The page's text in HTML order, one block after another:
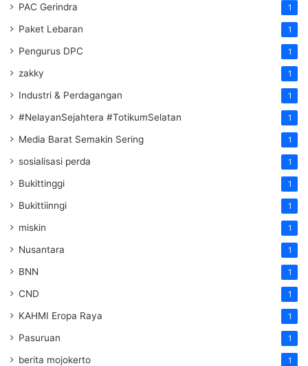
PAC Gerindra 1
Paket Lebaran 1
Pengurus DPC 1
zakky 1
Industri & Perdagangan 1
#NelayanSejahtera #TotikumSelatan 1
Media Barat Semakin Sering 1
sosialisasi perda 1
Bukittinggi 1
Bukittiinngi 1
miskin 1
Nusantara 1
BNN 1
CND 1
KAHMI Eropa Raya 1
Pasuruan 1
berita mojokerto 1